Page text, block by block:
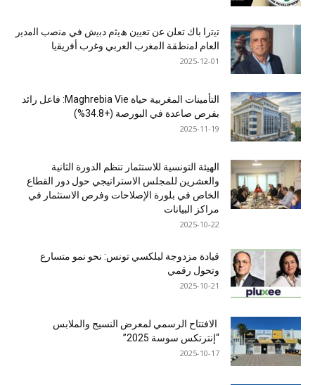
ﺗﯾﺗرا ﺑﺎك ﺗﻌﻠن ﻋن ﺗﻌﯾﯾن ھﯾﺛم دﺑﯾش ﻓﻲ ﻣﻧﺻب اﻟﻣدﯾر
اﻟﻌﺎم ﻟﻣﻧطﻘﺔ اﻟﻣﻐرب اﻟﻌرﺑﻲ وﻏرب أﻓرﯾﻘﯾﺎ
2025-12-01
التأمينات المغربية حياة Maghrebia Vie: فاعل رائد
بفرص صاعدة في البورصة (+34.8%)
2025-11-19
الهيئة التونسية للاستثمار تنظم الدورة الثانية
والعشرين للمجلس الاستراتيجي حول دور القطاع
الخاص في بلورة الإصلاحات وفرص الاستثمار في
مراكز البيانات
2025-10-22
قيادة مزدوجة لبلكسي تونس: نحو نمو متسارع
وتحول رقمي
2025-10-21
الافتتاح الرسمي لمعرض النسيج والملابس
“إنترتكس سوسة 2025”
2025-10-17